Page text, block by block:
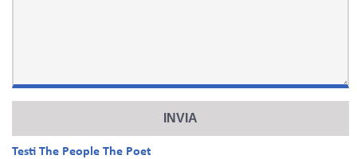
Testi The People The Poet